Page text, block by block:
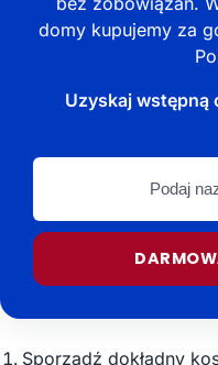
domy kupujemy za
Uzyskaj wstępną
Podaj
miasta
Sporządź dokładny